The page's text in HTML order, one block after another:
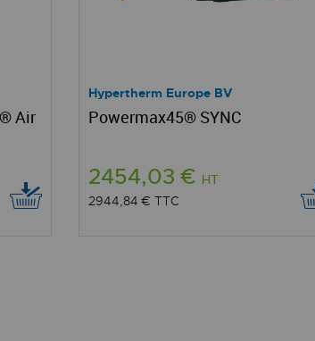
Air
Hypertherm Europe BV
Powermax45® SYNC
2454,03 € HT
2944,84 €TTC